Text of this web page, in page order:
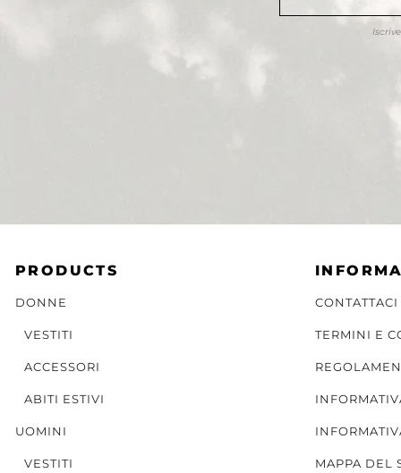
PRODUCTS
DONNE
VESTITI
ACCESSORI
ABITI ESTIVI
UOMINI
VESTITI
CONTATTACI
TERMINI E
MAPPA DEL